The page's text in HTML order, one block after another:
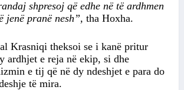
shpresoj që edhe në të ardhmen
jenë pranë nesh”, tha Hoxha.
Krasniqi theksoi se i kanë pritur
ardhjet e reja në ekip, si dhe
e tij që në dy ndeshjet e para do
të mira.